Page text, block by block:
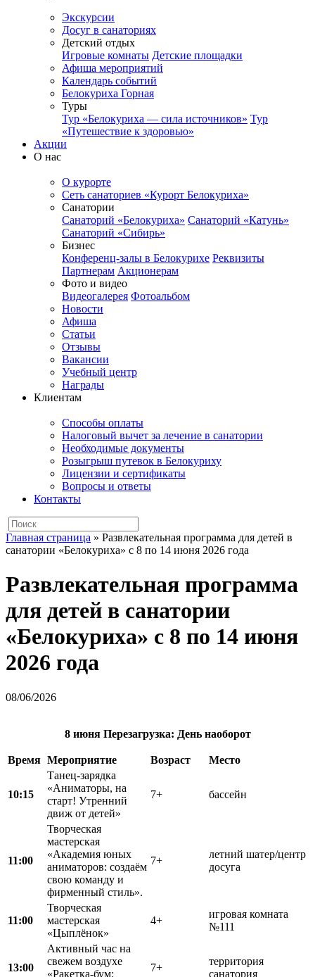
Экскурсии
Досуг в санаториях
Детский отдых
Игровые комнаты Детские площадки
Афиша мероприятий
Календарь событий
Белокуриха Горная
Туры
Тур «Белокуриха — сила источников» Тур
«Путешествие к здоровью»
Акции
О нас
О курорте
Сеть санаториев «Курорт Белокуриха»
Санатории
Санаторий «Белокуриха» Санаторий «Катунь»
Санаторий «Сибирь»
Бизнес
Конференц-залы в Белокурихе Реквизиты
Партнерам Акционерам
Фото и видео
Видеогалерея Фотоальбом
Новости
Афиша
Статьи
Отзывы
Вакансии
Учебный центр
Награды
Клиентам
Способы оплаты
Налоговый вычет за лечение в санатории
Необходимые документы
Розыгрыш путевок в Белокуриху
Лицензии и сертификаты
Вопросы и ответы
Контакты
Главная страница » Развлекательная программа для детей в
санатории «Белокуриха» с 8 по 14 июня 2026 года
Развлекательная программа
для детей в санатории
«Белокуриха» с 8 по 14 июня
2026 года
08/06/2026
8 июня Перезагрузка: День наоборот
Время Мероприятие Возраст Место
10:15
Танец-зарядка
«Аниматоры, на
старт! Утренний
движ от детей»
7+ бассейн
11:00
Творческая
мастерская
«Академия юных
аниматоров: создаём
свою команду и
фирменный стиль».
7+
летний шатер/центр
досуга
11:00
Творческая
мастерская
«Цыплёнок»
4+
игровая комната
№111
13:00
Активный час на
свежем воздухе
«Ракетка-бум:
7+
территория
санатория